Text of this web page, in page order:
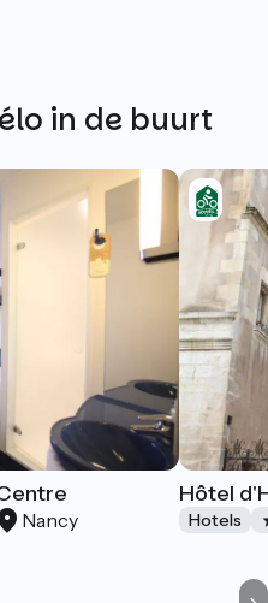
in de buurt
Nancy
Hôtel
Hotels